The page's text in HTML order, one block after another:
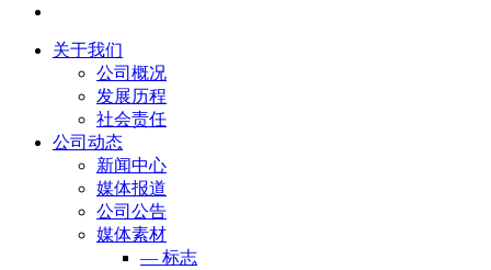
关于我们
公司概况
发展历程
社会责任
公司动态
新闻中心
媒体报道
公司公告
媒体素材
— 标志